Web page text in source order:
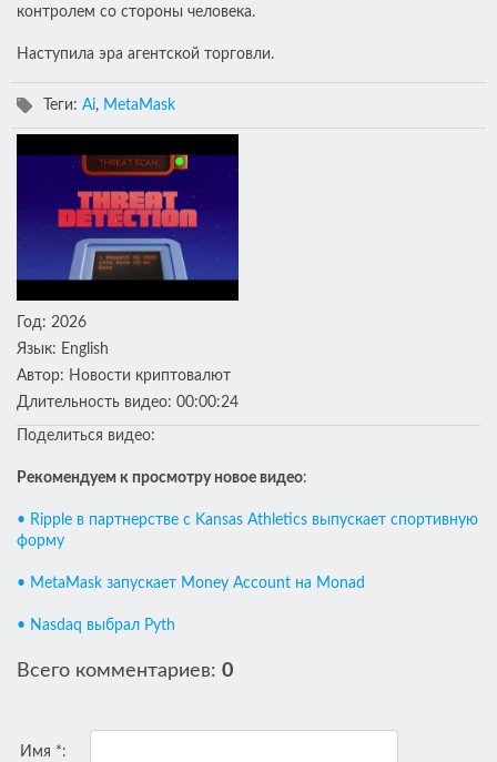
контролем со стороны человека.
Наступила эра агентской торговли.
Теги: Ai, MetaMask
Год: 2026
Язык: English
Автор: Новости криптовалют
Длительность видео: 00:00:24
Поделиться видео:
Рекомендуем к проcмотру новое видео:
• Ripple в партнерстве с Kansas Athletics выпускает спортивную
форму
• MetaMask запускает Money Account на Monad
• Nasdaq выбрал Pyth
Всего комментариев: 0
Имя *: